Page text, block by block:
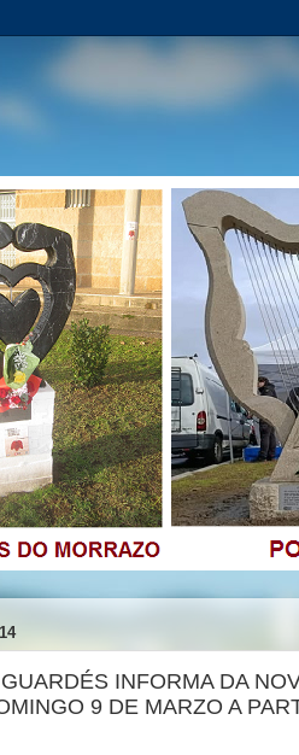
INFORMA DA
9 DE MARZO A